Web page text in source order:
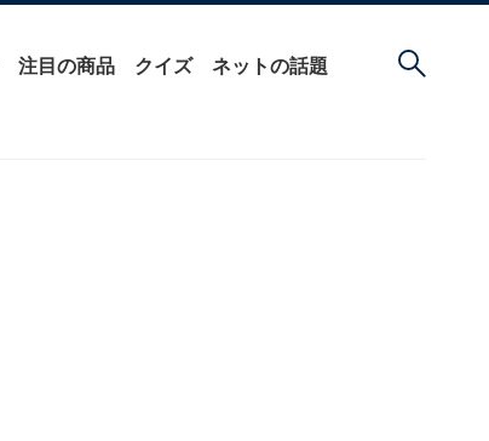
注目の商品 クイズ ネットの話題